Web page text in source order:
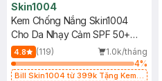
Skin1004
Kem Chống Nắng Skin1004
Cho Da Nhạy Cảm SPF 50+
50ml
4.8 (119)
1.0k/tháng
4%
Bill Skin1004 từ 399k Tặng Kem